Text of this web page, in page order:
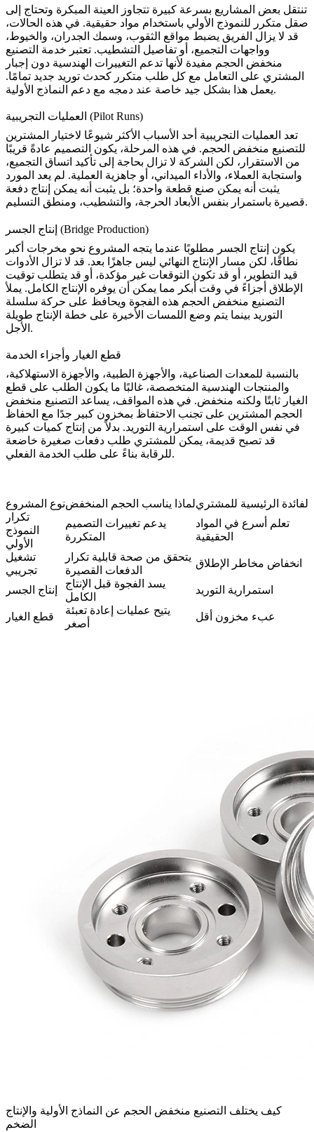
تنتقل بعض المشاريع بسرعة كبيرة تتجاوز العينة المبكرة وتحتاج إلى
صقل متكرر للنموذج الأولي باستخدام مواد حقيقية. في هذه الحالات،
قد لا يزال الفريق يضبط مواقع الثقوب، وسمك الجدران، والخيوط،
وواجهات التجميع، أو تفاصيل التشطيب. تعتبر خدمة التصنيع
منخفض الحجم مفيدة لأنها تدعم التغييرات الهندسية دون إجبار
المشتري على التعامل مع كل طلب متكرر كحدث توريد جديد تمامًا.
يعمل هذا بشكل جيد خاصة عند دمجه مع دعم
النماذج الأولية .
العمليات التجريبية (Pilot Runs)
تعد العمليات التجريبية أحد الأسباب الأكثر شيوعًا لاختيار المشترين
للتصنيع منخفض الحجم. في هذه المرحلة، يكون التصميم عادةً قريبًا
من الاستقرار، لكن الشركة لا تزال بحاجة إلى تأكيد اتساق التجميع،
واستجابة العملاء، والأداء الميداني، أو جاهزية العملية. لم يعد المورد
يثبت أنه يمكن صنع قطعة واحدة؛ بل يثبت أنه يمكن إنتاج دفعة
قصيرة باستمرار بنفس الأبعاد الحرجة، والتشطيب، ومنطق التسليم.
إنتاج الجسر (Bridge Production)
يكون إنتاج الجسر مطلوبًا عندما يتجه المشروع نحو مخرجات أكبر
نطاقًا، لكن مسار الإنتاج النهائي ليس جاهزًا بعد. قد لا تزال الأدوات
قيد التطوير، أو قد تكون التوقعات غير مؤكدة، أو قد يتطلب توقيت
الإطلاق أجزاءً في وقت أبكر مما يمكن أن يوفره الإنتاج الكامل. يملأ
التصنيع منخفض الحجم هذه الفجوة ويحافظ على حركة سلسلة
التوريد بينما يتم وضع اللمسات الأخيرة على خطة الإنتاج طويلة
الأجل.
قطع الغيار وأجزاء الخدمة
بالنسبة للمعدات الصناعية، والأجهزة الطبية، والأجهزة الاستهلاكية،
والمنتجات الهندسية المتخصصة، غالبًا ما يكون الطلب على قطع
الغيار ثابتًا ولكنه منخفض. في هذه المواقف، يساعد التصنيع منخفض
الحجم المشترين على تجنب الاحتفاظ بمخزون كبير جدًا مع الحفاظ
في نفس الوقت على استمرارية التوريد. بدلاً من إنتاج كميات كبيرة
قد تصبح قديمة، يمكن للمشتري طلب دفعات صغيرة خاضعة
للرقابة بناءً على طلب الخدمة الفعلي.
نوع المشروعلماذا يناسب الحجم المنخفضالفائدة الرئيسية للمشتري
تكرار
النموذج
الأولي
يدعم تغييرات التصميم
المتكررة
تعلم أسرع في المواد
الحقيقية
تشغيل
تجريبي
يتحقق من صحة قابلية تكرار
الدفعات القصيرة
انخفاض مخاطر الإطلاق
إنتاج الجسر
يسد الفجوة قبل الإنتاج
الكامل
استمرارية التوريد
قطع الغيار
يتيح عمليات إعادة تعبئة
أصغر
عبء مخزون أقل
كيف يختلف التصنيع منخفض الحجم عن النماذج الأولية والإنتاج
الضخم